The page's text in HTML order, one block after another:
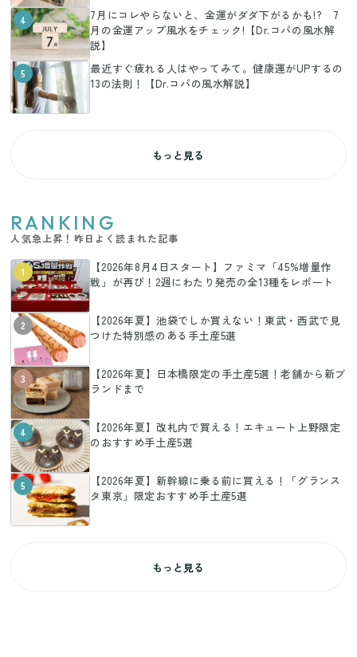
4
7月にコレやらないと、金運がダダ下がるかも!? 7
月の金運アップ風水をチェック!【Dr.コパの風水解
説】
5
最近すぐ疲れる人はやってみて。健康運がUPするの
13の法則！【Dr.コパの風水解説】
もっと見る
RANKING
人気急上昇！昨日よく読まれた記事
1
【2026年8月4日スタート】ファミマ「45%増量作
戦」が再び！2週にわたり発売の全13種をレポート
2
【2026年夏】池袋でしか買えない！東武・西武で見
つけた特別感のある手土産5選
3
【2026年夏】日本橋限定の手土産5選！老舗から新ブ
ランドまで
4
【2026年夏】改札内で買える！エキュート上野限定
のおすすめ手土産5選
5
【2026年夏】新幹線に乗る前に買える！「グランス
タ東京」限定おすすめ手土産5選
もっと見る